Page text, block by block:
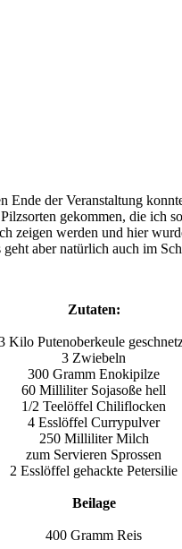
Ende der Veranstaltung
gekommen, die ich
werden und hier
aber natürlich auch im
Zutaten:
Kilo Putenoberkeule
3 Zwiebeln
300 Gramm Enokipilze
60 Milliliter Sojasoße hell
1/2 Teelöffel Chiliflocken
4 Esslöffel Currypulver
250 Milliliter Milch
zum Servieren Sprossen
2 Esslöffel gehackte Petersilie
Beilage
400 Gramm Reis